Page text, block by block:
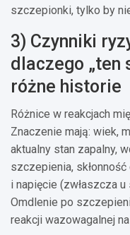
szczepionki, tylko by
3) Czynniki
dlaczego „ten
różne historie
Różnice w reakcjach
Znaczenie mają: wiek,
aktualny stan zapalny,
szczepienia,
i napięcie (zwłaszcza
Omdlenie po
reakcji wazowagalnej